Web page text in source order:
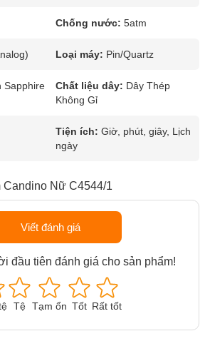
Chống nước: 5atm
Loại máy: Pin/Quartz
Sapphire Chất liệu dây: Dây Thép
Không Gỉ
Tiện ích: Giờ, phút, giây, Lịch
ngày
Nữ C4544/1
Viết đánh giá
đầu tiên đánh giá cho sản phẩm!
Tệ Tạm ổn Tốt Rất tốt